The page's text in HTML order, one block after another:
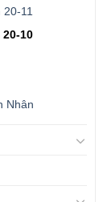
11
10
Nhân